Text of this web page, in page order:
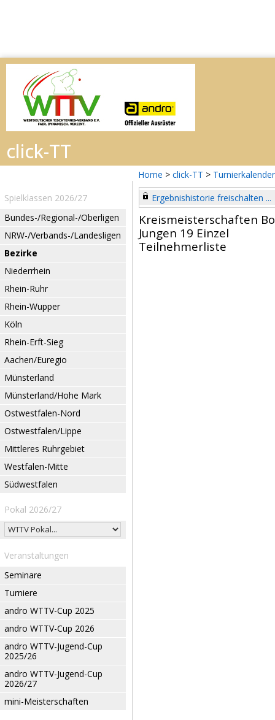
Home > click-TT > Turnierkalender
Spielklassen 2026/27
Bundes-/Regional-/Oberligen
NRW-/Verbands-/Landesligen
Bezirke
Niederrhein
Rhein-Ruhr
Rhein-Wupper
Köln
Rhein-Erft-Sieg
Aachen/Euregio
Münsterland
Münsterland/Hohe Mark
Ostwestfalen-Nord
Ostwestfalen/Lippe
Mittleres Ruhrgebiet
Westfalen-Mitte
Südwestfalen
Pokal 2026/27
Veranstaltungen
Seminare
Turniere
andro WTTV-Cup 2025
andro WTTV-Cup 2026
andro WTTV-Jugend-Cup
2025/26
andro WTTV-Jugend-Cup
2026/27
mini-Meisterschaften
Ergebnishistorie freischalten ...
Kreismeisterschaften
Jungen 19 Einzel
Teilnehmerliste